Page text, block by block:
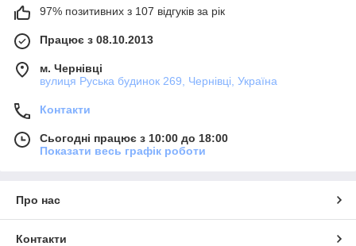
97% позитивних з 107 відгуків за рік
Працює з 08.10.2013
м. Чернівці
вулиця Руська будинок 269, Чернівці, Україна
Контакти
Сьогодні працює з 10:00 до 18:00
Показати весь графік роботи
Про нас
Контакти